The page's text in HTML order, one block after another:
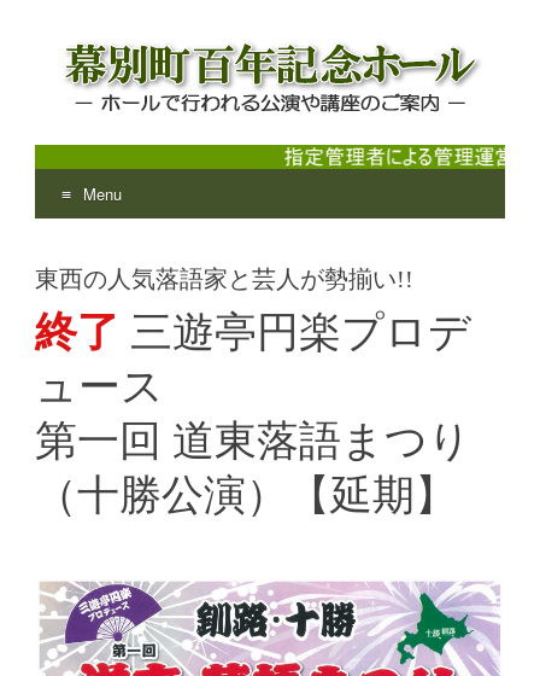
幕別町百年記念ホール
ホールで行われる公演や講座のご案内
Menu
to
content
東西の人気落語家と芸人が勢揃い!!
終了 三遊亭円楽プロデ
ュース
第一回 道東落語まつり
（十勝公演）【延期】